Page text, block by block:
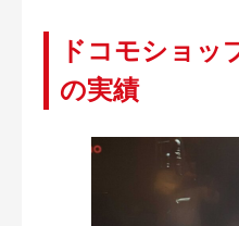
ドコモショッ
の実績